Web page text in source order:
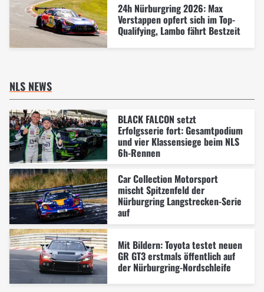
24h Nürburgring 2026: Max
Verstappen opfert sich im Top-
Qualifying, Lambo fährt Bestzeit
NLS NEWS
BLACK FALCON setzt
Erfolgsserie fort: Gesamtpodium
und vier Klassensiege beim NLS
6h-Rennen
Car Collection Motorsport
mischt Spitzenfeld der
Nürburgring Langstrecken-Serie
auf
Mit Bildern: Toyota testet neuen
GR GT3 erstmals öffentlich auf
der Nürburgring-Nordschleife